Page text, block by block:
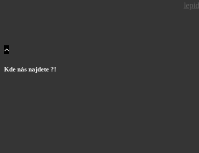
Kde nás najdete ?!